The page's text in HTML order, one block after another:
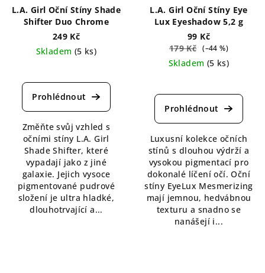
L.A. Girl Oční Stíny Shade
Shifter Duo Chrome
249 Kč
Skladem (5 ks)
hodnocení
produktu
z
5
hvězdiček.
Změňte svůj vzhled s
očními stíny L.A. Girl
Shade Shifter, které
vypadají jako z jiné
galaxie. Jejich vysoce
pigmentované pudrové
složení je ultra hladké,
dlouhotrvající a...
L.A. Girl Oční Stíny Eye
Lux Eyeshadow 5,2 g
99 Kč
179 Kč (–44 %)
Skladem (5 ks)
hodnocení
produktu
z
5
hvězdiček.
Luxusní kolekce očních
stínů s dlouhou výdrží a
vysokou pigmentací pro
dokonalé líčení očí. Oční
stíny EyeLux Mesmerizing
mají jemnou, hedvábnou
texturu a snadno se
nanášejí i...